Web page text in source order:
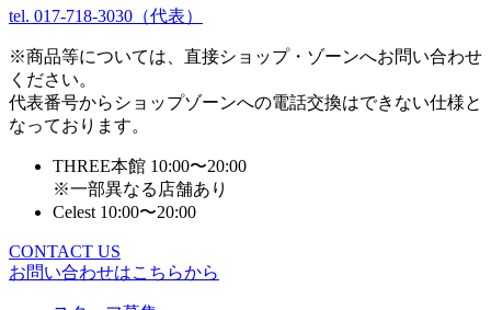
tel. 017-718-3030（代表）
※商品等については、直接ショップ・ゾーンへお問い合わせ
ください。
代表番号からショップゾーンへの電話交換はできない仕様と
なっております。
THREE本館 10:00〜20:00
※一部異なる店舗あり
Celest 10:00〜20:00
CONTACT US
お問い合わせはこちらから